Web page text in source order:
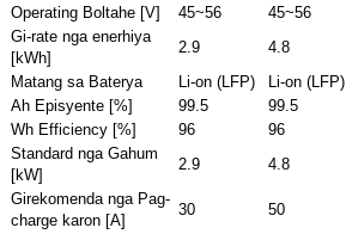
Operating Boltahe [V]
45~56 45~56
Gi-rate nga enerhiya
[kWh]
2.9 4.8
Matang sa Baterya
Li-on (LFP) Li-on (LFP)
Ah Episyente [%]
99.5 99.5
Wh Efficiency [%]
96 96
Standard nga Gahum
[kW]
2.9 4.8
Girekomenda nga Pag-
charge karon [A]
30 50